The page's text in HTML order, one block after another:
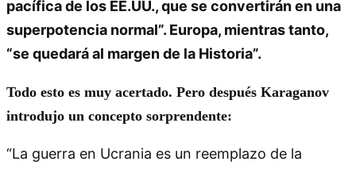
pacífica de los EE.UU., que se convertirán en una
superpotencia normal”. Europa, mientras tanto,
“se quedará al margen de la Historia”.
Todo esto es muy acertado. Pero después Karaganov
introdujo un concepto sorprendente:
“La guerra en Ucrania es un reemplazo de la